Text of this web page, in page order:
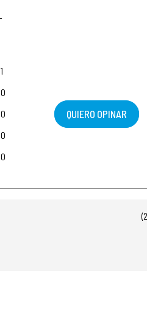
1
0
0
0
0
QUIERO OPINAR